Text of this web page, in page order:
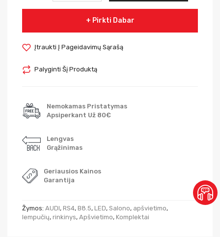
Pirkti Dabar
Įtraukti Į Pageidavimų Sąrašą
Palyginti Šį Produktą
Nemokamas Pristatymas
Apsiperkant Už 80€
Lengvas
Grąžinimas
Geriausios Kainos
Garantija
Žymos: AUDI, RS4, B8.5, LED, Salono, apšvietimo,
lempučių, rinkinys, Apšvietimo, Komplektai